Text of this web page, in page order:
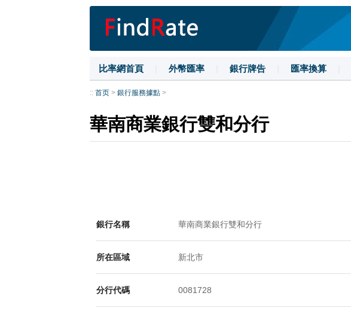
比率網首頁 外幣匯率 銀行牌告 匯率換算
:: 首页> 銀行服務據點>
華南商業銀行雙和分行
銀行名稱 華南商業銀行雙和分行
所在區域 新北市
分行代碼 0081728